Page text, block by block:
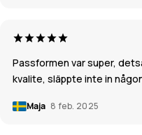
Passformen var super,
kvalite, släppte inte in
Maja 8 feb. 2025